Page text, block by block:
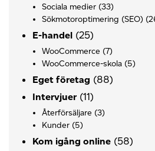
Sociala medier (33)
Sökmotoroptimering (SEO)
E-handel (25)
WooCommerce (7)
WooCommerce-skola (5)
Eget företag (88)
Intervjuer (11)
Återförsäljare (3)
Kunder (5)
Kom igång online (58)